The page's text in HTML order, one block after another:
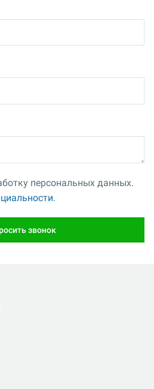
персональных данных.
звонок